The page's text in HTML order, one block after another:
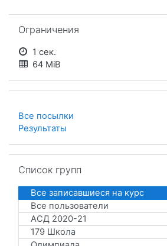
Ограничения
1 сек.
64 MiB
Все посылки
Результаты
Список групп
Все записавшиеся на курс
Все пользователи
АСД 2020-21
179 Школа